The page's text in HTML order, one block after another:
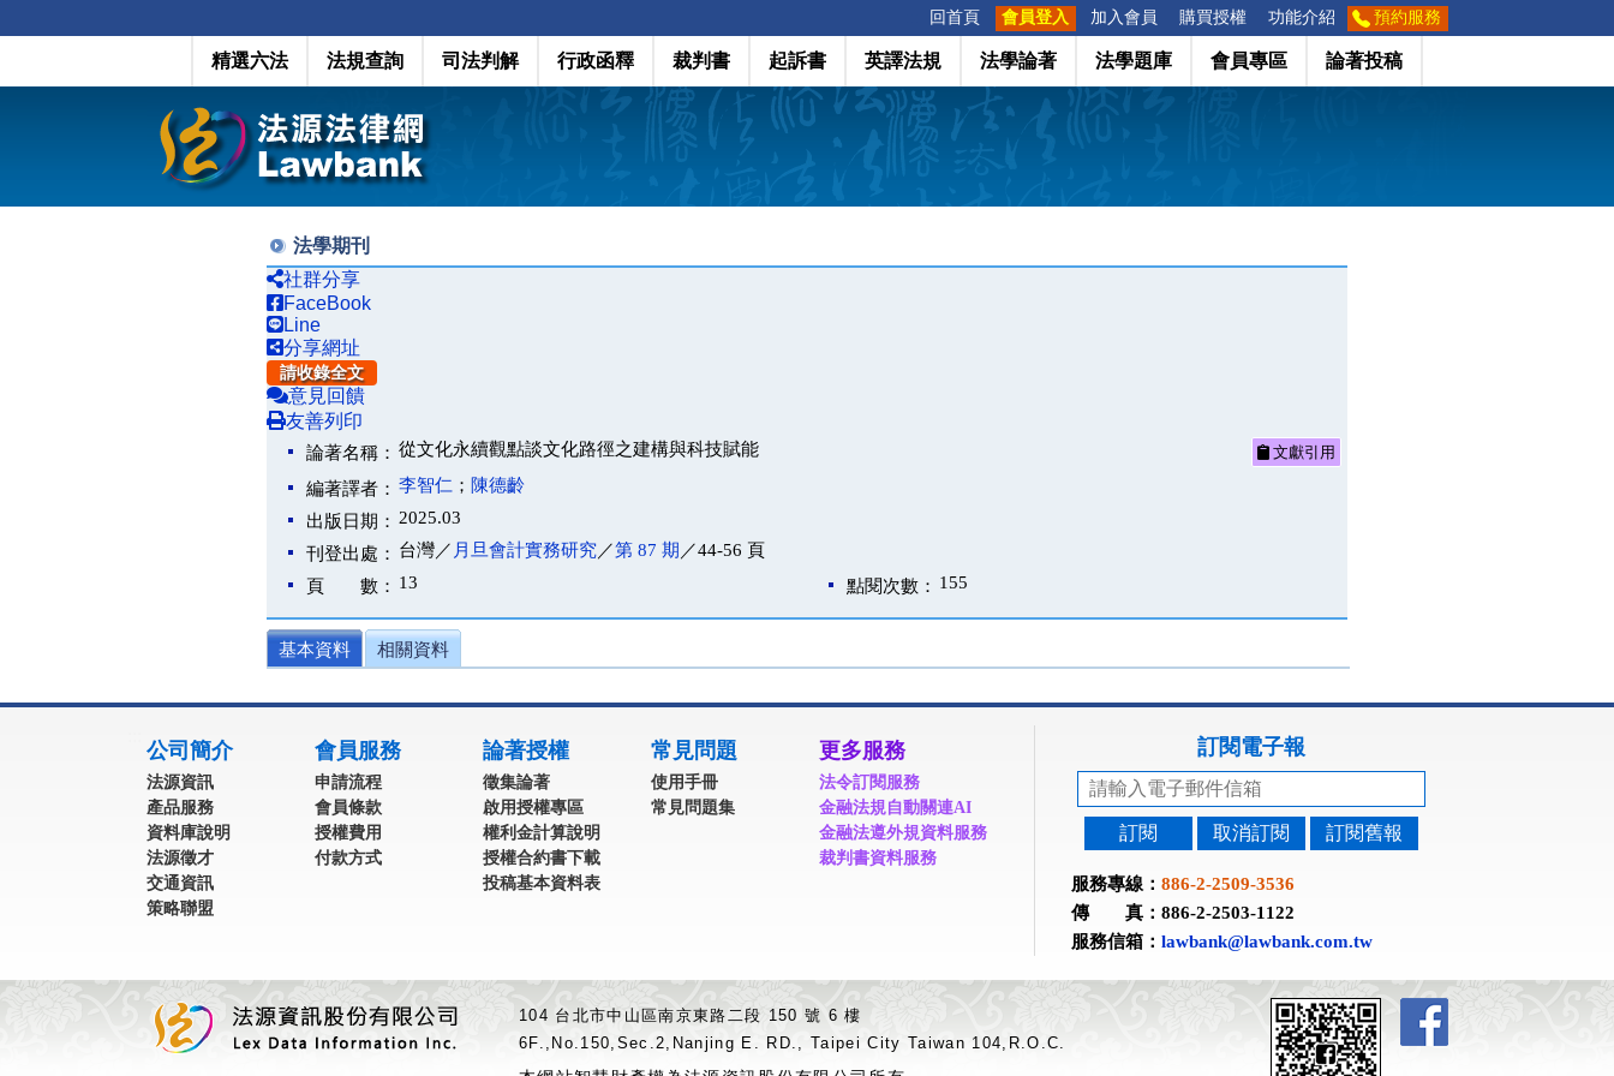
回首頁 會員登入 加入會員 購買授權 功能介紹 預約服務
精選六法 法規查詢 司法判解 行政函釋 裁判書 起訴書 英譯法規 法學論著 法學題庫 會員專區 論著投稿
法學期刊
社群分享
FaceBook
Line
分享網址
請收錄全文
意見回饋
友善列印
論著名稱： 從文化永續觀點談文化路徑之建構與科技賦能 文獻引用
編著譯者： 李智仁 ； 陳德齡
出版日期： 2025.03
刊登出處： 台灣／ 月旦會計實務研究／第 87 期 ／44-56 頁
頁 數： 13 點閱次數： 155
基本資料 相關資料
公司簡介
法源資訊
產品服務
資料庫說明
法源徵才
交通資訊
策略聯盟
會員服務
申請流程
會員條款
授權費用
付款方式
論著授權
徵集論著
啟用授權專區
權利金計算說明
授權合約書下載
投稿基本資料表
常見問題
使用手冊
常見問題集
更多服務
法令訂閱服務
金融法規自動關連AI
金融法遵外規資料服務
裁判書資料服務
訂閱電子報
訂閱 取消訂閱 訂閱舊報
服務專線： 886-2-2509-3536
傳 真：886-2-2503-1122
服務信箱： lawbank@lawbank.com.tw
104 台北市中山區南京東路二段 150 號 6 樓
6F.,No.150,Sec.2,Nanjing E. RD., Taipei City Taiwan 104,R.O.C.